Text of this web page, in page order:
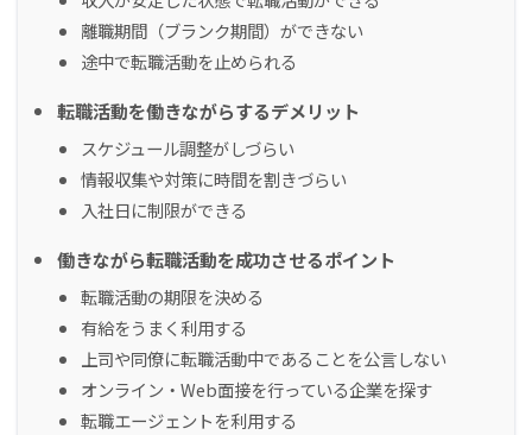
離職期間（ブランク期間）ができない
途中で転職活動を止められる
転職活動を働きながらするデメリット
スケジュール調整がしづらい
情報収集や対策に時間を割きづらい
入社日に制限ができる
働きながら転職活動を成功させるポイント
転職活動の期限を決める
有給をうまく利用する
上司や同僚に転職活動中であることを公言しない
オンライン・Web面接を行っている企業を探す
転職エージェントを利用する